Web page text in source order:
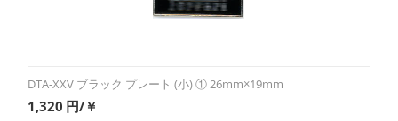
DTA-XXV ブラック プレート (小) ① 26mm×19mm
1,320 円/￥